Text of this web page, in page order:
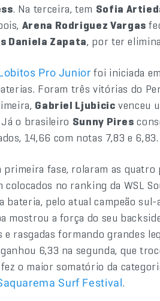
. Na terceira, tem Sofia
Arena Rodriguez Vargas
Daniela Zapata, por ter
Pro Junior foi iniciada
Foram três vitórias do
Gabriel Ljubicic venceu
o brasileiro Sunny Pires
14,66 com notas 7,83 e 6,83.
primeira fase, rolaram as
colocados no ranking da WSL
pelo atual campeão
mostrou a força do seu
rasgadas formando grandes
6,33 na segunda, que
fez o maior somatório da
Surf Festival.